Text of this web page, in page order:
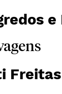
Freitas